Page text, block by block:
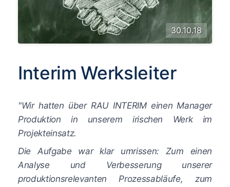
30.10.18
Interim Werksleiter
"Wir hatten über RAU INTERIM einen Manager
Produktion in unserem irischen Werk im
Projekteinsatz.
Die Aufgabe war klar umrissen: Zum einen
Analyse und Verbesserung unserer
produktionsrelevanten Prozessabläufe, zum